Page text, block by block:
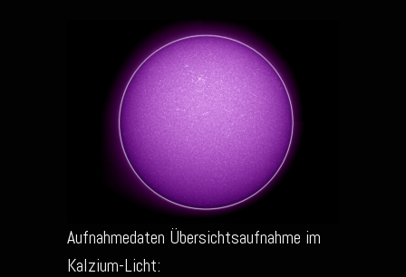
Aufnahmedaten Übersichtsaufnahme im
Kalzium-Licht: